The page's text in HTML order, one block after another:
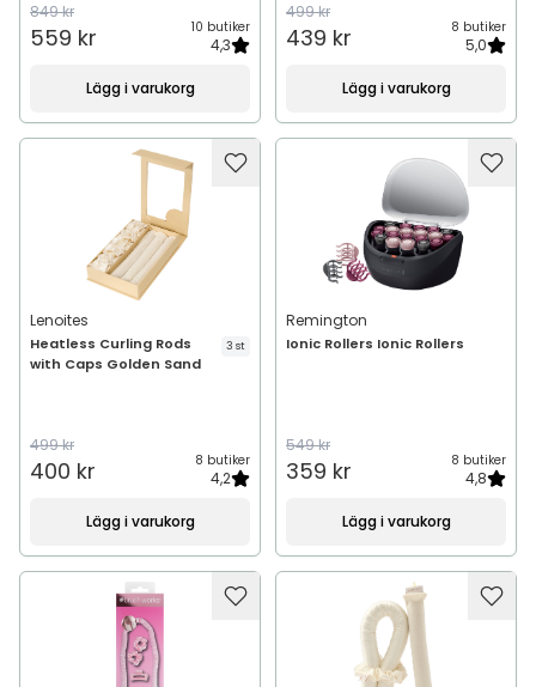
849 kr
559 kr 10 butiker
4,3
Lägg i varukorg
499 kr
439 kr 8 butiker
5,0
Lägg i varukorg
Lenoites
Heatless Curling Rods
with Caps Golden Sand
3 st
499 kr
400 kr 8 butiker
4,2
Lägg i varukorg
Remington
Ionic Rollers Ionic Rollers
549 kr
359 kr 8 butiker
4,8
Lägg i varukorg